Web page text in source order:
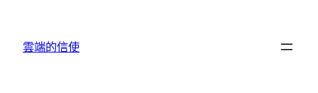
雲端的信使